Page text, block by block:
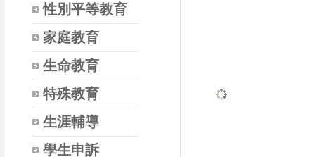
性別平等教育
家庭教育
生命教育
特殊教育
生涯輔導
學生申訴